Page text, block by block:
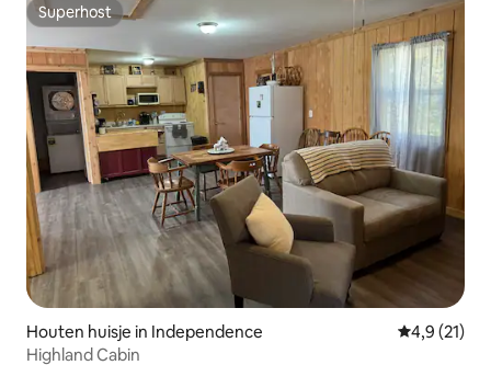
Superhost
Superhost
Houten huisje in Independence
4,9 (21)
Highland Cabin